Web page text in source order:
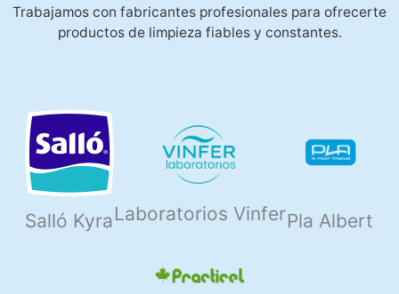
Trabajamos con fabricantes profesionales para ofrecerte
productos de limpieza fiables y constantes.
Salló Kyra Laboratorios VinferPla Albert